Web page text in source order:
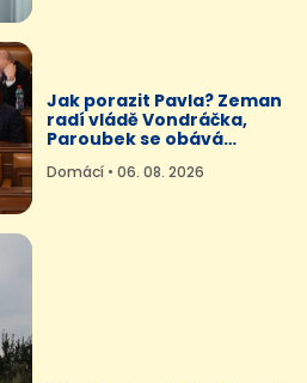
Jak porazit Pavla? Zeman
radí vládě Vondráčka,
Paroubek se obává
Domácí • 06. 08. 2026